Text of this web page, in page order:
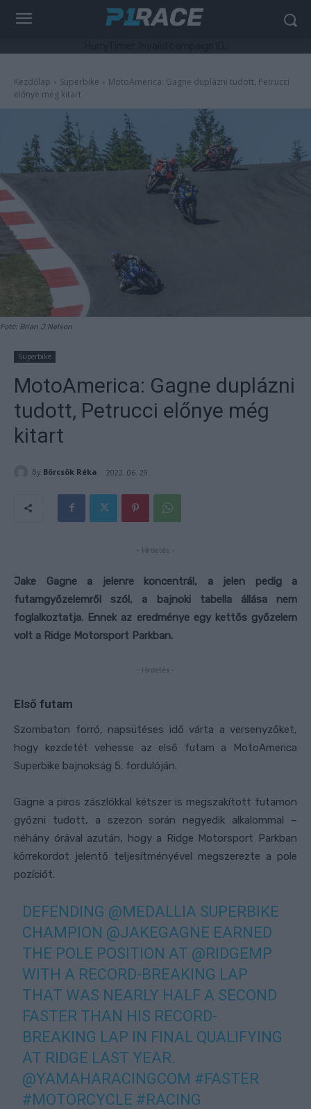
Kezdőlap Superbike
MotoAmerica: Gagne duplázni tudott, Petrucci
előnye még kitart
Fotó: Brian J Nelson
Superbike
MotoAmerica: Gagne duplázni
tudott, Petrucci előnye még
kitart
By Börcsök Réka 2022. 06. 29.
- Hirdetés -
Jake Gagne a jelenre koncentrál, a jelen pedig a
futamgyőzelemről szól, a bajnoki tabella állása nem
foglalkoztatja. Ennek az eredménye egy kettős győzelem
volt a Ridge Motorsport Parkban.
- Hirdetés -
Első futam
Szombaton forró, napsütéses idő várta a versenyzőket,
hogy kezdetét vehesse az első futam a MotoAmerica
Superbike bajnokság 5. fordulóján.
Gagne a piros zászlókkal kétszer is megszakított futamon
győzni tudott, a szezon során negyedik alkalommal –
néhány órával azután, hogy a Ridge Motorsport Parkban
körrekordot jelentő teljesítményével megszerezte a pole
pozíciót.
DEFENDING @MEDALLIA SUPERBIKE
CHAMPION @JAKEGAGNE EARNED
THE POLE POSITION AT @RIDGEMP
WITH A RECORD-BREAKING LAP
THAT WAS NEARLY HALF A SECOND
FASTER THAN HIS RECORD-
BREAKING LAP IN FINAL QUALIFYING
AT RIDGE LAST YEAR.
@YAMAHARACINGCOM #FASTER
#MOTORCYCLE #RACING